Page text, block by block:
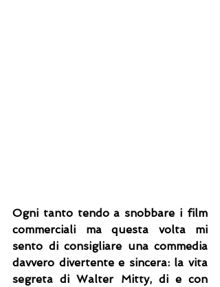
Ogni tanto tendo a snobbare i film
commerciali ma questa volta mi
sento di consigliare una commedia
davvero divertente e sincera: la vita
segreta di Walter Mitty, di e con